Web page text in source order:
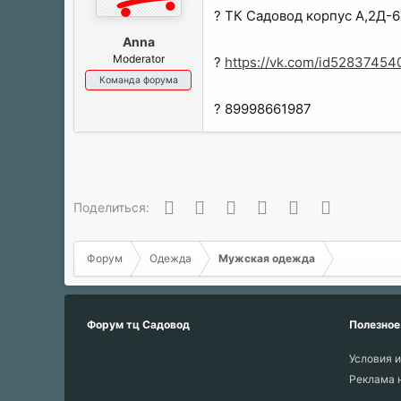
ы
л
Anna
Moderator
Команда форума
? ТК Садовод корпус A,2Д-
? https://vk.com/
? 89998661987
Поделиться: ВконтактеОдноклассники
Facebook
Twitter WhatsApp
Форум Одежда Мужская одежда
Форум тц Садовод Полезное
Условия
Реклама